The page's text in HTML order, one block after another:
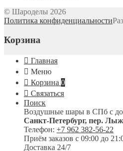
© Шароделы 2026
Политика конфиденциальности
Корзина
Главная
Меню
Корзина 0
Связаться
Поиск
Воздушные шары в СПб с
Санкт-Петербург, пер.
Телефон: +7 962 382-56-22
Приём заказов с 09:00 до
Доставка 24/7